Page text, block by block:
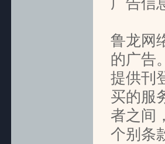
鲁龙网
的广告
提供刊
买的服
者之间
个别条